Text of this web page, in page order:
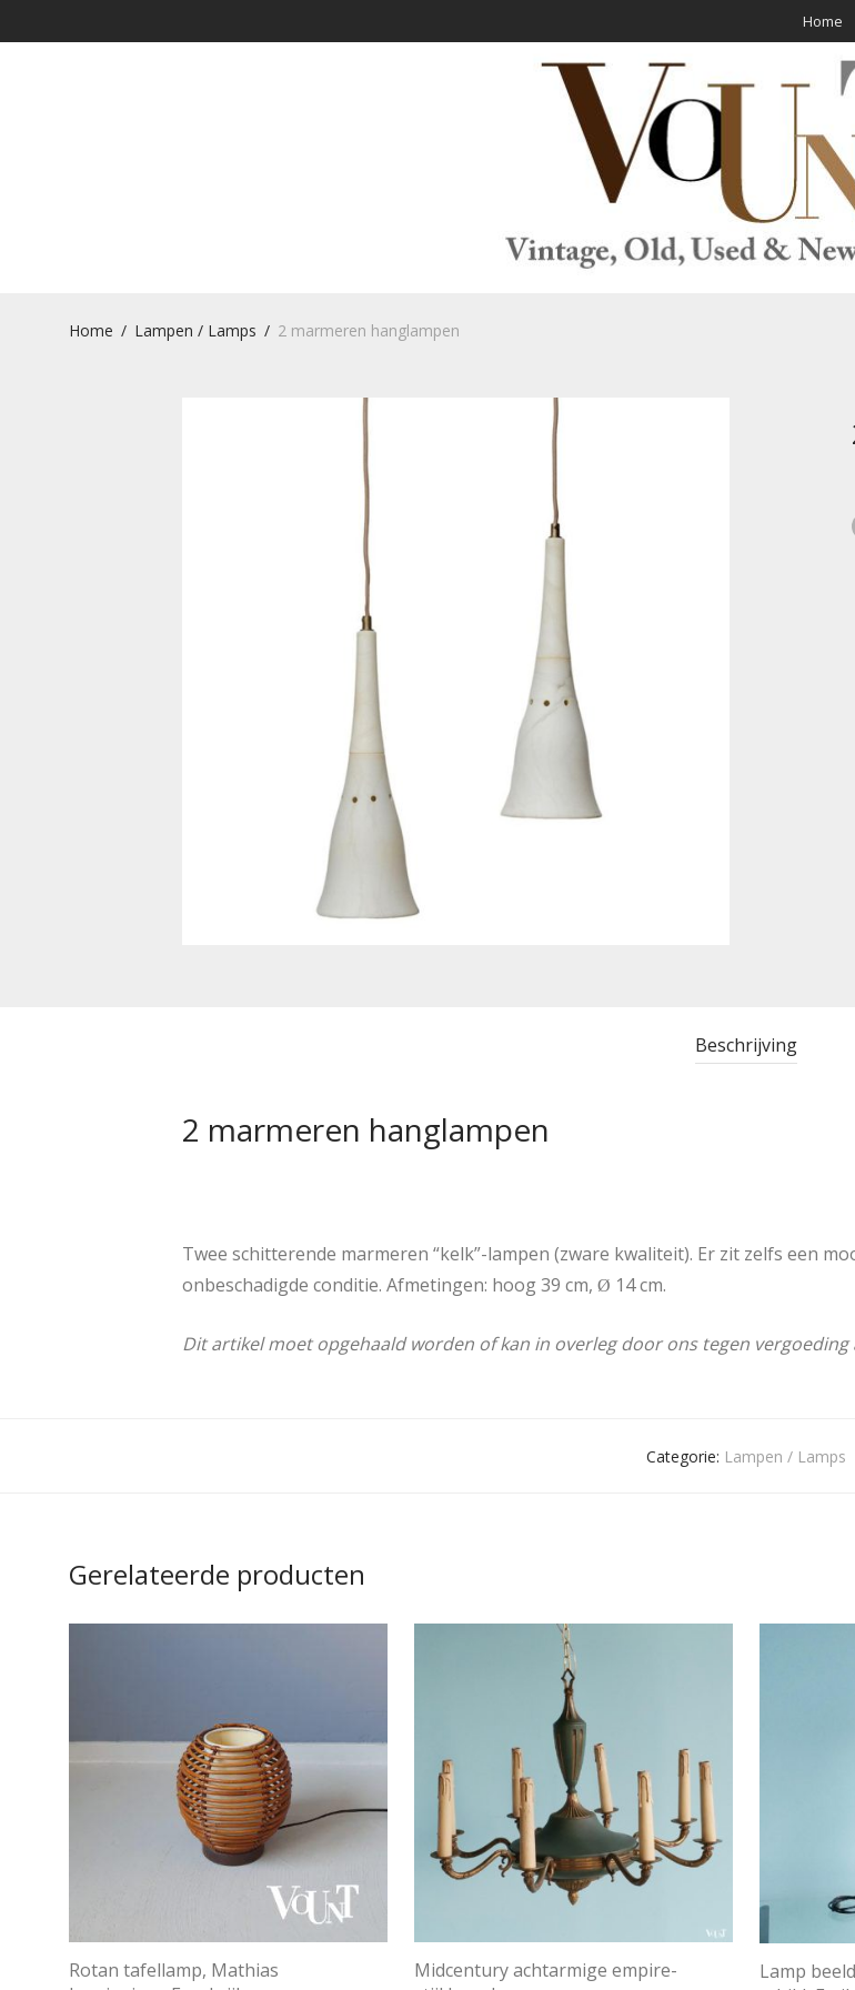
Home
Home / Lampen / Lamps / 2 marmeren hanglampen
Beschrijving
2 marmeren hanglampen
Twee schitterende marmeren “kelk”-lampen (zware kwaliteit). Er zit zelfs een
onbeschadigde conditie. Afmetingen: hoog 39 cm, Ø 14 cm.
Dit artikel moet opgehaald worden of kan in overleg door ons tegen vergoeding
Categorie: Lampen / Lamps
Gerelateerde producten
Rotan tafellamp, Mathias
Midcentury achtarmige empire-
Lamp